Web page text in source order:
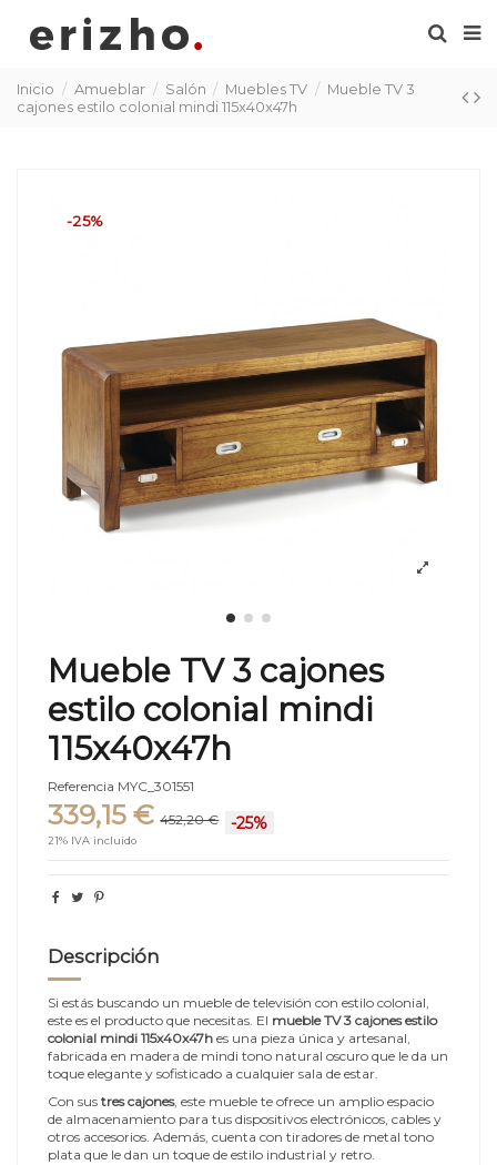
Inicio Amueblar Salón Muebles TV
Mueble TV 3
cajones estilo colonial mindi 115x40x47h
-25%
Mueble TV 3 cajones
estilo colonial mindi
115x40x47h
Referencia MYC_301551
339,15 € 452,20 € -25%
21% IVA incluido
Descripción
Si estás buscando un mueble de televisión con estilo colonial,
este es el producto que necesitas. El mueble TV 3 cajones estilo
colonial mindi 115x40x47h es una pieza única y artesanal,
fabricada en madera de mindi tono natural oscuro que le da un
toque elegante y sofisticado a cualquier sala de estar.
Con sus tres cajones, este mueble te ofrece un amplio espacio
de almacenamiento para tus dispositivos electrónicos, cables y
otros accesorios. Además, cuenta con tiradores de metal tono
plata que le dan un toque de estilo industrial y retro.